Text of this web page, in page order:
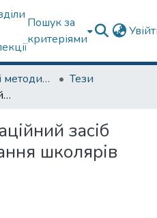
Пошук за
критеріями
Кафедра теорії і методики фізичного виховання
Тези
Фістбол як інноваційний засіб фізичного виховання школярів
засіб
школярів